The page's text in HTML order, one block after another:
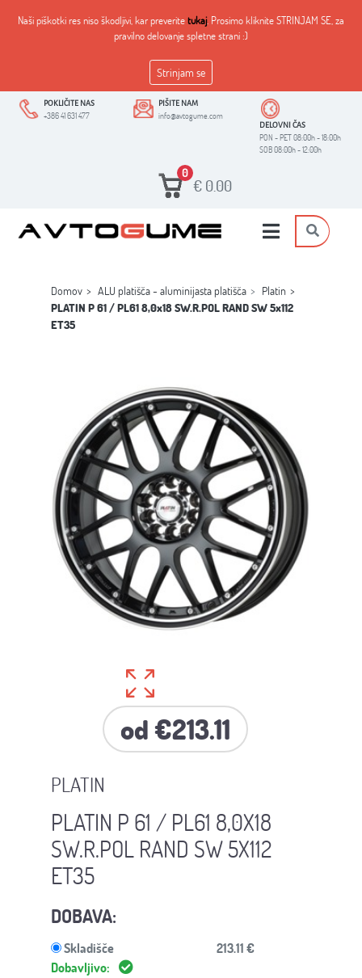
Naši piškotki res niso škodljivi, kar preveritetukaj. Prosimo kliknite STRINJAM SE, za
pravilno delovanje spletne strani :)
Strinjam se
POKLIČITE NAS
+386 41 631 477
PIŠITE NAM
info@avtogume.com
DELOVNI ČAS
PON - PET 08:00h - 18:00h
SOB 08:00h - 12:00h
0
€ 0.00
Domov ALU platišča - aluminijasta platišča
Platin
PLATIN P 61 / PL61 8,0x18 SW.R.POL RAND SW 5x112
ET35
PLATIN
od €213.11
PLATIN P 61 / PL61 8,0X18
SW.R.POL RAND SW 5X112
ET35
DOBAVA:
Skladišče
213.11 €
Dobavljivo: